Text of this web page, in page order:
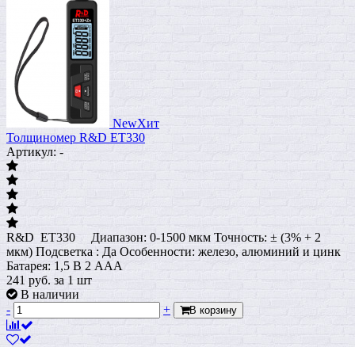
NewХит
Толщиномер R&D ET330
Артикул: -
R&D ET330 Диапазон: 0-1500 мкм Точность: ± (3% + 2
мкм) Подсветка : Да Особенности: железо, алюминий и цинк
Батарея: 1,5 В 2 AAA
241 руб. за 1 шт
В наличии
-
+ В корзину